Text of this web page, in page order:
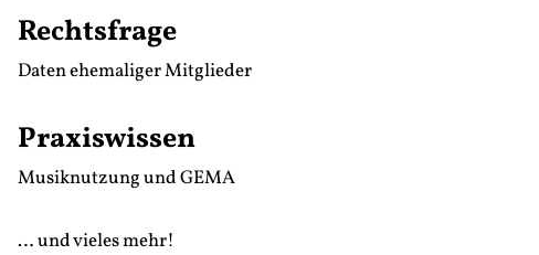
Rechtsfrage
Daten ehemaliger Mitglieder
Praxiswissen
Musiknutzung und GEMA
… und vieles mehr!